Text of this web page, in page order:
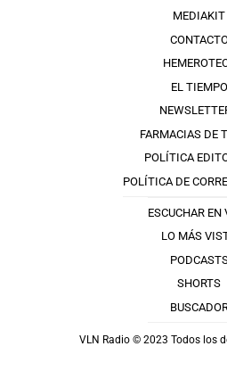
MEDIAKIT
EL TIEMPO
FARMACIAS DE
POLÍTICA
POLÍTICA DE
ESCUCHAR EN
LO MÁS
SHORTS
VLN Radio © 2023 Todos los